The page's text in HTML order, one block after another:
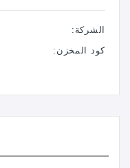
الشركة:
كود المخزن: